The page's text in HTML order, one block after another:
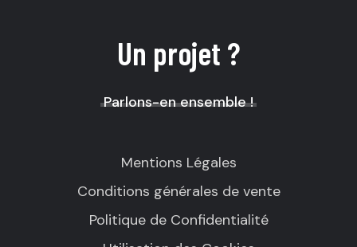
Un projet ?
Parlons-en ensemble !
Mentions Légales
Conditions générales de vente
Politique de Confidentialité